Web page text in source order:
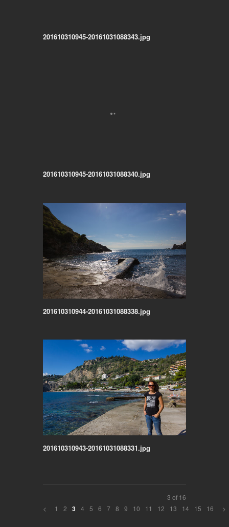
201610310945-20161031088343.jpg
201610310945-20161031088340.jpg
201610310944-20161031088338.jpg
201610310943-20161031088331.jpg
3 of 16
<
1 2 3 4 5 6 7 8 9 10 11 12 13 14 15 16 >